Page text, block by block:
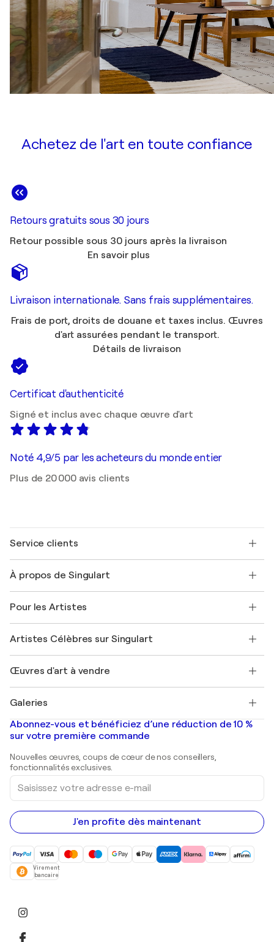
Achetez de l'art en toute confiance
Retours gratuits sous 30 jours
Retour possible sous 30 jours après la livraison
En savoir plus
Livraison internationale. Sans frais supplémentaires.
Frais de port, droits de douane et taxes inclus. Œuvres
d'art assurées pendant le transport.
Détails de livraison
Certificat d'authenticité
Signé et inclus avec chaque œuvre d'art
Noté 4,9/5 par les acheteurs du monde entier
Plus de 20 000 avis clients
Service clients
Expédition
Offrir une carte cadeau
Rejoignez notre programme commercial
Mon compte
+33 1 76 44 06 42
À propos de Singulart
FAQ
Magazine Singulart
Emplois
Découvrez une sélection d'art original
Pour les Artistes
Se connecter en tant qu'Artiste
Artistes Célèbres sur Singulart
Marc Chagall
Banksy
Mr. Brainwash
Shepard Fairey
Œuvres d'art à vendre
Tableaux abstraits à vendre
Peintures de paysage
Estampes
Peintures acryliques
Galeries
Galeries d'art en France
Galeries d'art en Belgique
Abonnez-vous et bénéficiez d’une réduction de 10 %
sur votre première commande
Nouvelles œuvres, coups de cœur de nos conseillers,
fonctionnalités exclusives.
Saisissez
votre
adresse
e-
mail
J'en profite dès maintenant
Virement
bancaire